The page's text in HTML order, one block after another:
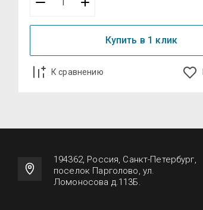
Купить в 1 клик
К сравнению
194362, Россия, Санкт-Петербург,
поселок Парголово, ул.
Ломоносова д.113Б.